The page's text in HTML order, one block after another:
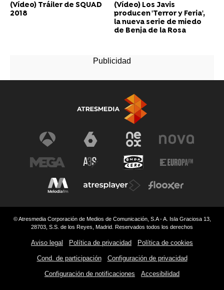
(Vídeo) Tráiler de SQUAD
2018
(Vídeo) Los Javis
producen 'Terror y Feria',
la nueva serie de miedo
de Benja de la Rosa
© Atresmedia Corporación de Medios de Comunicación, S.A - A. Isla Graciosa 13,
28703, S.S. de los Reyes, Madrid. Reservados todos los derechos
Aviso legal Política de privacidad Política de cookies
Cond. de participación Configuración de privacidad
Configuración de notificaciones Accesibilidad